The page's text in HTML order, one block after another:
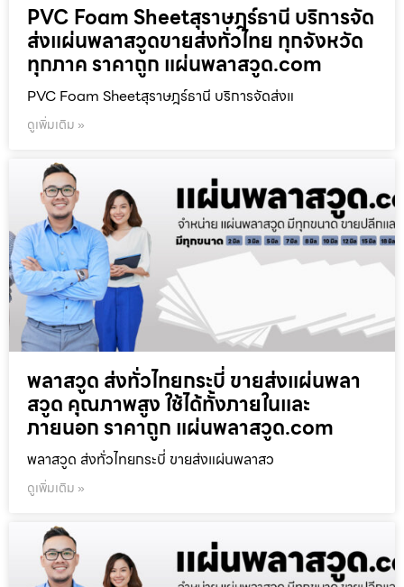
PVC Foam Sheetสุราษฎร์ธานี บริการจัด
ส่งแผ่นพลาสวูดขายส่งทั่วไทย ทุกจังหวัด
ทุกภาค ราคาถูก แผ่นพลาสวูด.com
PVC Foam Sheetสุราษฎร์ธานี บริการจัดส่งแ
ดูเพิ่มเติม »
พลาสวูด ส่งทั่วไทยกระบี่ ขายส่งแผ่นพลา
สวูด คุณภาพสูง ใช้ได้ทั้งภายในและ
ภายนอก ราคาถูก แผ่นพลาสวูด.com
พลาสวูด ส่งทั่วไทยกระบี่ ขายส่งแผ่นพลาสว
ดูเพิ่มเติม »